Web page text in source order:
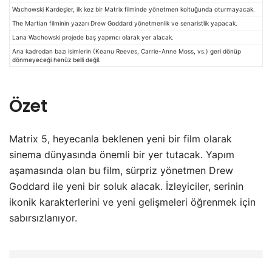
Wachowski Kardeşler, ilk kez bir Matrix filminde yönetmen koltuğunda oturmayacak.
The Martian filminin yazarı Drew Goddard yönetmenlik ve senaristlik yapacak.
Lana Wachowski projede baş yapımcı olarak yer alacak.
Ana kadrodan bazı isimlerin (Keanu Reeves, Carrie-Anne Moss, vs.) geri dönüp
dönmeyeceği henüz belli değil.
Özet
Matrix 5, heyecanla beklenen yeni bir film olarak
sinema dünyasında önemli bir yer tutacak. Yapım
aşamasında olan bu film, sürpriz yönetmen Drew
Goddard ile yeni bir soluk alacak. İzleyiciler, serinin
ikonik karakterlerini ve yeni gelişmeleri öğrenmek için
sabırsızlanıyor.